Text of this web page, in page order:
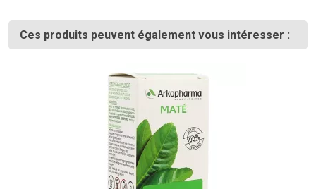
Ces produits peuvent également vous intéresser :